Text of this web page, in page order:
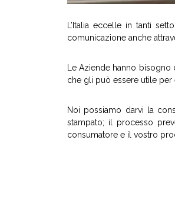
L’Italia eccelle in tanti
comunicazione anche
Le Aziende hanno
che gli può essere utile per
Noi possiamo darvi la
stampato; il processo
consumatore e il vostro